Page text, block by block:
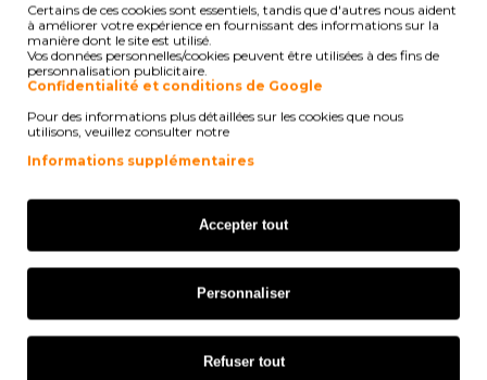
HP OfficeJet Pro 8010 Series
HP OfficeJet Pro 8012 e
HP OfficeJet Pro 8014 e
HP OfficeJet Pro 8015 e
HP OfficeJet Pro 8017
HP OfficeJet Pro 8022 e
HP OfficeJet Pro 8025 e
Certains de ces cookies sont essentiels, tandis que d'autres nous aident
à améliorer votre expérience en fournissant des informations sur la
manière dont le site est utilisé.
Vos données personnelles/cookies peuvent être utilisées à des fins de
personnalisation publicitaire.
Confidentialité et conditions de Google
Pour des informations plus détaillées sur les cookies que nous
utilisons, veuillez consulter notre
Informations supplémentaires
Accepter tout
Personnaliser
Refuser tout